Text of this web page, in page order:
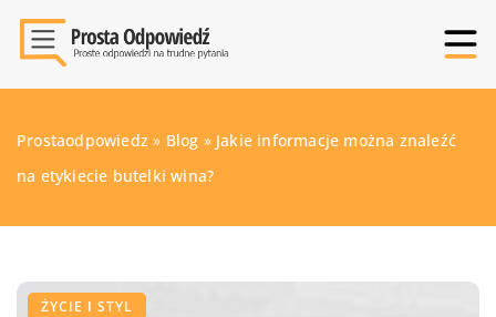
Prostaodpowiedz » Blog » Jakie informacje można znaleźć
na etykiecie butelki wina?
ŻYCIE I STYL